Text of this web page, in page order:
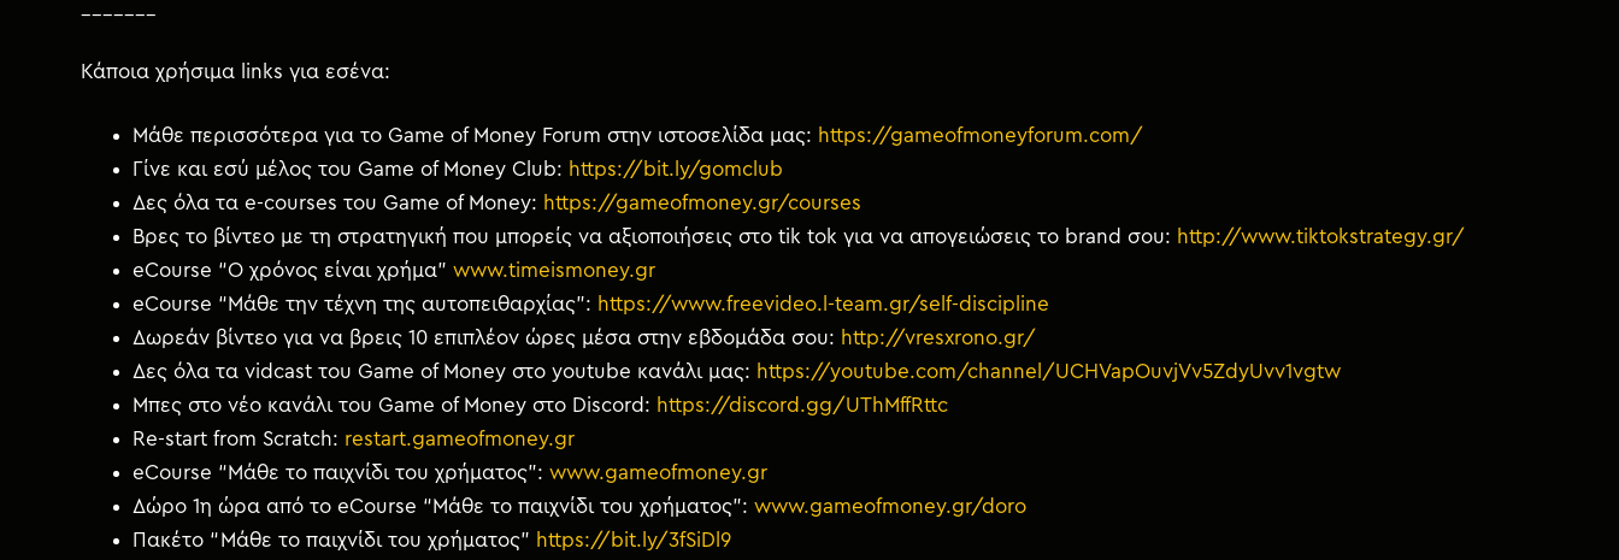
Κάποια χρήσιμα links για εσένα:
Μάθε περισσότερα για το Game of Money Forum στην ιστοσελίδα μας: https://gameofmoneyforum.com/
Γίνε και εσύ μέλος του Game of Money Club: https://bit.ly/gomclub
Δες όλα τα e-courses του Game of Money: https://gameofmoney.gr/courses
Βρες το βίντεο με τη στρατηγική που μπορείς να αξιοποιήσεις στο tik tok για να απογειώσεις το brand σου: http://www.tiktokstrategy.gr/
eCourse “Ο χρόνος είναι χρήμα” www.timeismoney.gr
eCourse “Μάθε την τέχνη της αυτοπειθαρχίας”: https://www.freevideo.l-team.gr/self-discipline
Δωρεάν βίντεο για να βρεις 10 επιπλέον ώρες μέσα στην εβδομάδα σου: http://vresxrono.gr/
Δες όλα τα vidcast του Game of Money στο youtube κανάλι μας: https://youtube.com/channel/UCHVapOuvjVv5ZdyUvv1vgtw
Μπες στο νέο κανάλι του Game of Money στο Discord: https://discord.gg/UThMffRttc
Re-start from Scratch: restart.gameofmoney.gr
eCourse “Μάθε το παιχνίδι του χρήματος”: www.gameofmoney.gr
Δώρο 1η ώρα από το eCourse “Μάθε το παιχνίδι του χρήματος”: www.gameofmoney.gr/doro
Πακέτο “Μάθε το παιχνίδι του χρήματος” https://bit.ly/3fSiDl9